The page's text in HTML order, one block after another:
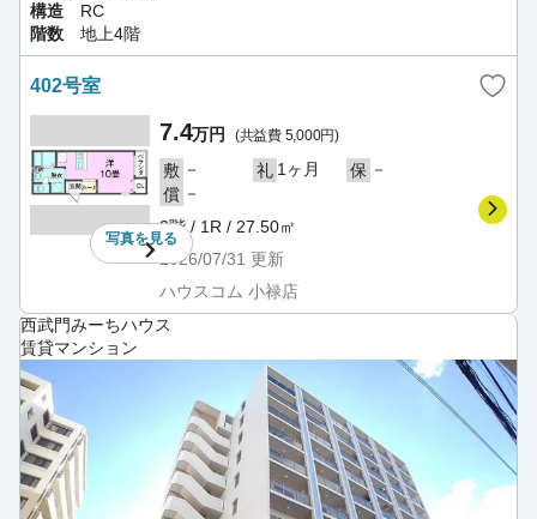
構造
RC
階数
地上4階
402号室
写真を見る
7.4万円 (共益費 5,000円)
敷 － 礼 1ヶ月 保 －
償 －
2階 / 1R / 27.50㎡
2026/07/31 更新
ハウスコム 小禄店
西武門みーちハウス
賃貸マンション